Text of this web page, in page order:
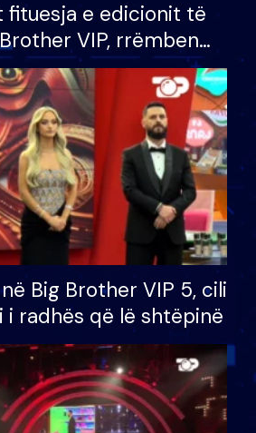
fituesja e edicionit të
VIP, rrëmben
prej 100 mijë eurosh
Big Brother VIP 5, cili
i radhës që lë shtëpinë